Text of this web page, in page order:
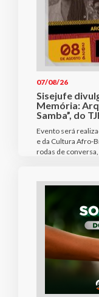
07/08/26
Sisejufe
Memória:
Samba”, do
Evento será
e da Cultura Afro-
rodas de